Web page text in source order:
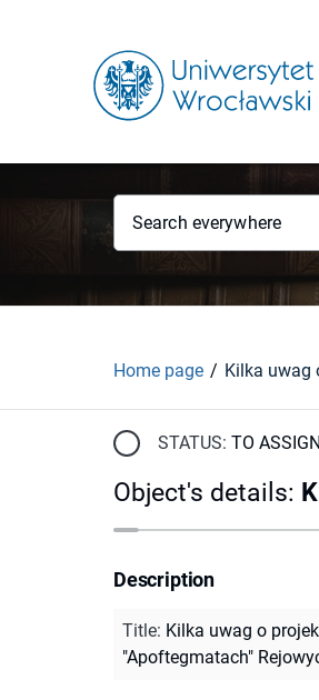
Search everywhere
Home page
STATUS: TO ASSIGN
Object's details:
Description
Title: Kilka uwag o
"Apoftegmatach"